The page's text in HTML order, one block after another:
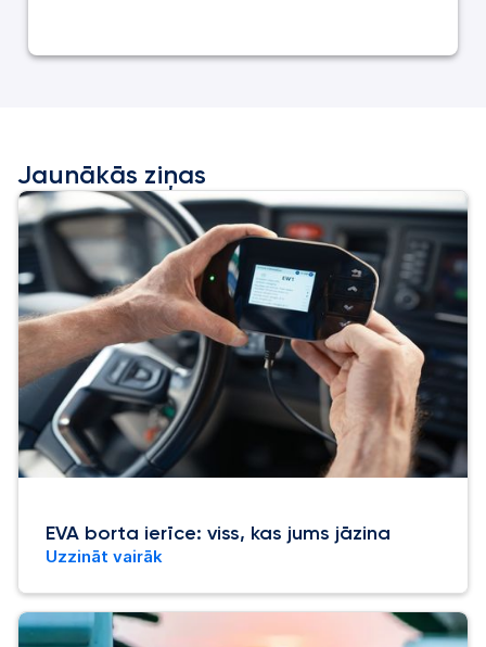
Jaunākās ziņas
EVA borta ierīce: viss, kas jums jāzina
Uzzināt vairāk